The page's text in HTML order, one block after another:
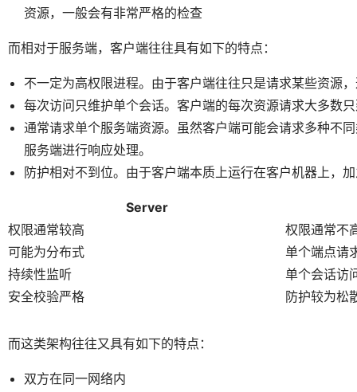
资源，一般会有非常严格的检查
而相对于服务端，客户端往往具有如下的特点：
不一定为高权限进程。由于客户端往往只是请求某些资源
每次访问只维护单个会话。客户端的每次资源请求大多数
通常请求单个服务端资源。虽然客户端可能会请求多种不
服务端进行响应处理。
防护相对不到位。由于客户端本质上运行在客户机器上，
Server
权限通常较高
权限通常不
可能为分布式
单个端点请
持续性监听
单个会话访
安全校验严格
防护较为松
而这类架构往往又具有如下的特点：
双方在同一网络内